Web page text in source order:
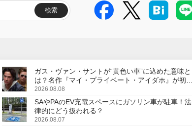
検索
ガス・ヴァン・サントが“黄色い車”に込めた意味と
は？名作『マイ・プライベート・アイダホ』が初の
デジタルリマスター版で復活
2026.08.08
SAやPAのEV充電スペースにガソリン車が駐車！法
律的にどう扱われる？
2026.08.07